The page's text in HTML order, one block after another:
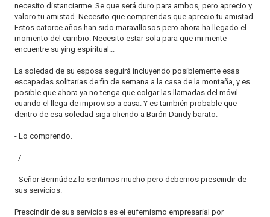
necesito distanciarme. Se que será duro para ambos, pero aprecio y
valoro tu amistad. Necesito que comprendas que aprecio tu amistad.
Estos catorce años han sido maravillosos pero ahora ha llegado el
momento del cambio. Necesito estar sola para que mi mente
encuentre su ying espiritual...
La soledad de su esposa seguirá incluyendo posiblemente esas
escapadas solitarias de fin de semana a la casa de la montaña, y es
posible que ahora ya no tenga que colgar las llamadas del móvil
cuando el llega de improviso a casa. Y es también probable que
dentro de esa soledad siga oliendo a Barón Dandy barato.
- Lo comprendo.
../..
- Señor Bermúdez lo sentimos mucho pero debemos prescindir de
sus servicios.
Prescindir de sus servicios es el eufemismo empresarial por